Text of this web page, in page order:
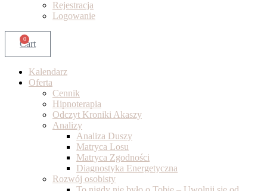
Rejestracja
Logowanie
0
Cart
Kalendarz
Oferta
Cennik
Hipnoterapia
Odczyt Kroniki Akaszy
Analizy
Analiza Duszy
Matryca Losu
Matryca Zgodności
Diagnostyka Energetyczna
Rozwój osobisty